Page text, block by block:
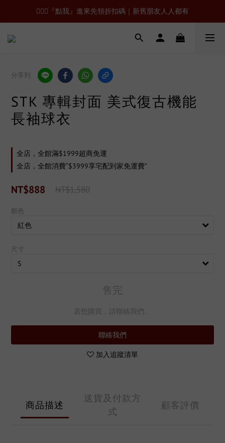
🙋🏻‍♂️『點我』進來先領折扣碼｜新舊朋友人人都有
分享到
STK 專輯封面 美式復古機能
長袖球衣
全店，全館滿$1999超商免運
全店，全館消費“$3999享宅配到家免運費”
NT$888 NT$1,580
顏色
尺寸
售完
若想購買，請聯絡我們。
聯絡我們
加入追蹤清單
商品描述
送貨及付款方
式
顧客評價